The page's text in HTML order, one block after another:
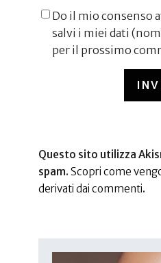
Do il mio consenso
salvi i miei dati
per il prossimo
Questo sito utilizza
spam. Scopri come
derivati dai commenti.